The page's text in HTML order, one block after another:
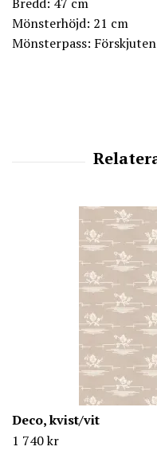
Mönsterhöjd: 21 cm
Mönsterpass: Förskjuten
Deco, kvist/vit
1 740 kr